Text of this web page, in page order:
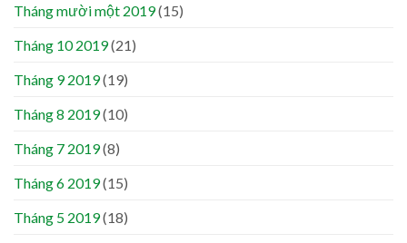
Tháng mười một 2019(15)
Tháng 10 2019(21)
Tháng 9 2019(19)
Tháng 8 2019(10)
Tháng 7 2019(8)
Tháng 6 2019(15)
Tháng 5 2019(18)